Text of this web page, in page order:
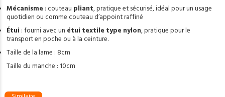
Mécanisme : couteau pliant, pratique et sécurisé, idéal pour un usage
quotidien ou comme couteau d’appoint raffiné
Étui : fourni avec un étui textile type nylon, pratique pour le
transport en poche ou à la ceinture.
Taille de la lame : 8cm
Taille du manche : 10cm